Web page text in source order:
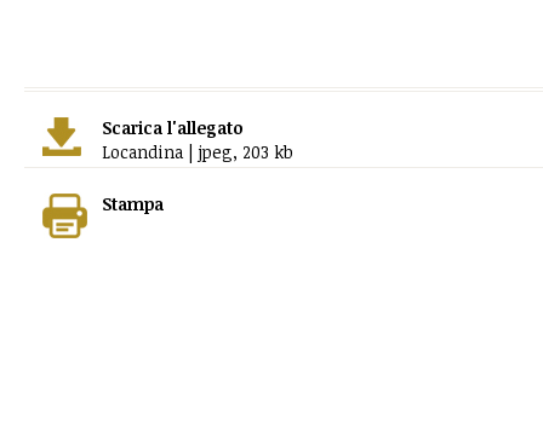
Scarica l'allegato
Locandina | jpeg, 203 kb
Stampa